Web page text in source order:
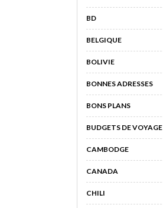
BD
BELGIQUE
BOLIVIE
BONNES ADRESSES
BONS PLANS
BUDGETS DE VOYAGE
CAMBODGE
CANADA
CHILI